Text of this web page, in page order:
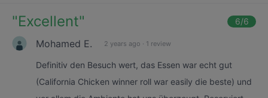
"Excellent" 6/6
Mohamed E. 2 years ago · 1 review
Definitiv den Besuch wert, das Essen war echt gut
(California Chicken winner roll war easily die beste) und